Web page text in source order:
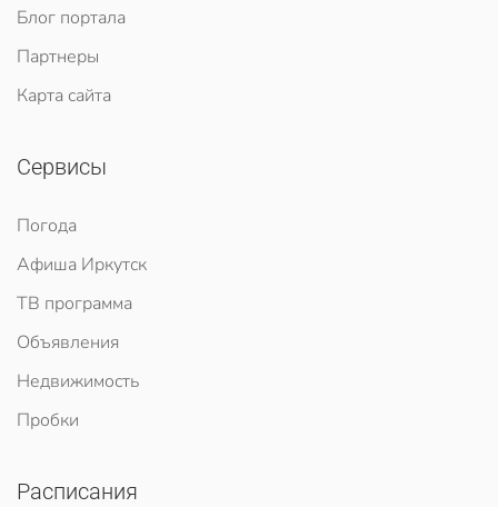
Блог портала
Партнеры
Карта сайта
Сервисы
Погода
Афиша Иркутск
ТВ программа
Объявления
Недвижимость
Пробки
Расписания